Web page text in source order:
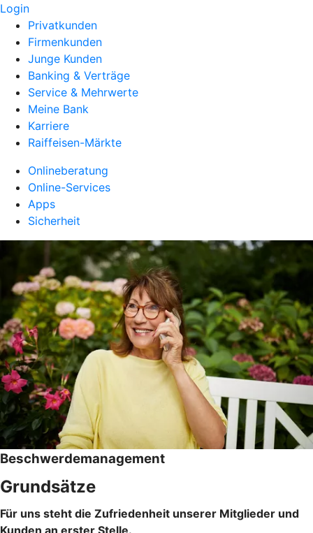
Login
Privatkunden
Firmenkunden
Junge Kunden
Banking & Verträge
Service & Mehrwerte
Meine Bank
Karriere
Raiffeisen-Märkte
Onlineberatung
Online-Services
Apps
Sicherheit
Beschwerdemanagement
Grundsätze
Für uns steht die Zufriedenheit unserer Mitglieder und
Kunden an erster Stelle.